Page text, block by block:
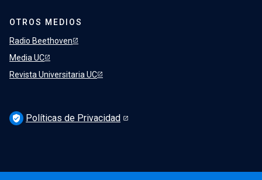
OTROS MEDIOS
Radio Beethoven
Media UC
Revista Universitaria UC
verified_user Políticas de Privacidad